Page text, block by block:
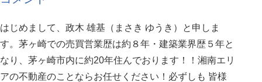
はじめまして、政木 雄基（まさき ゆうき）と申しま
す。茅ヶ崎での売買営業歴は約８年・建築業界歴５年と
なり、茅ヶ崎市内に約20年住んでおります！！湘南エリ
アの不動産のことならお任せください！必ずしも 皆様